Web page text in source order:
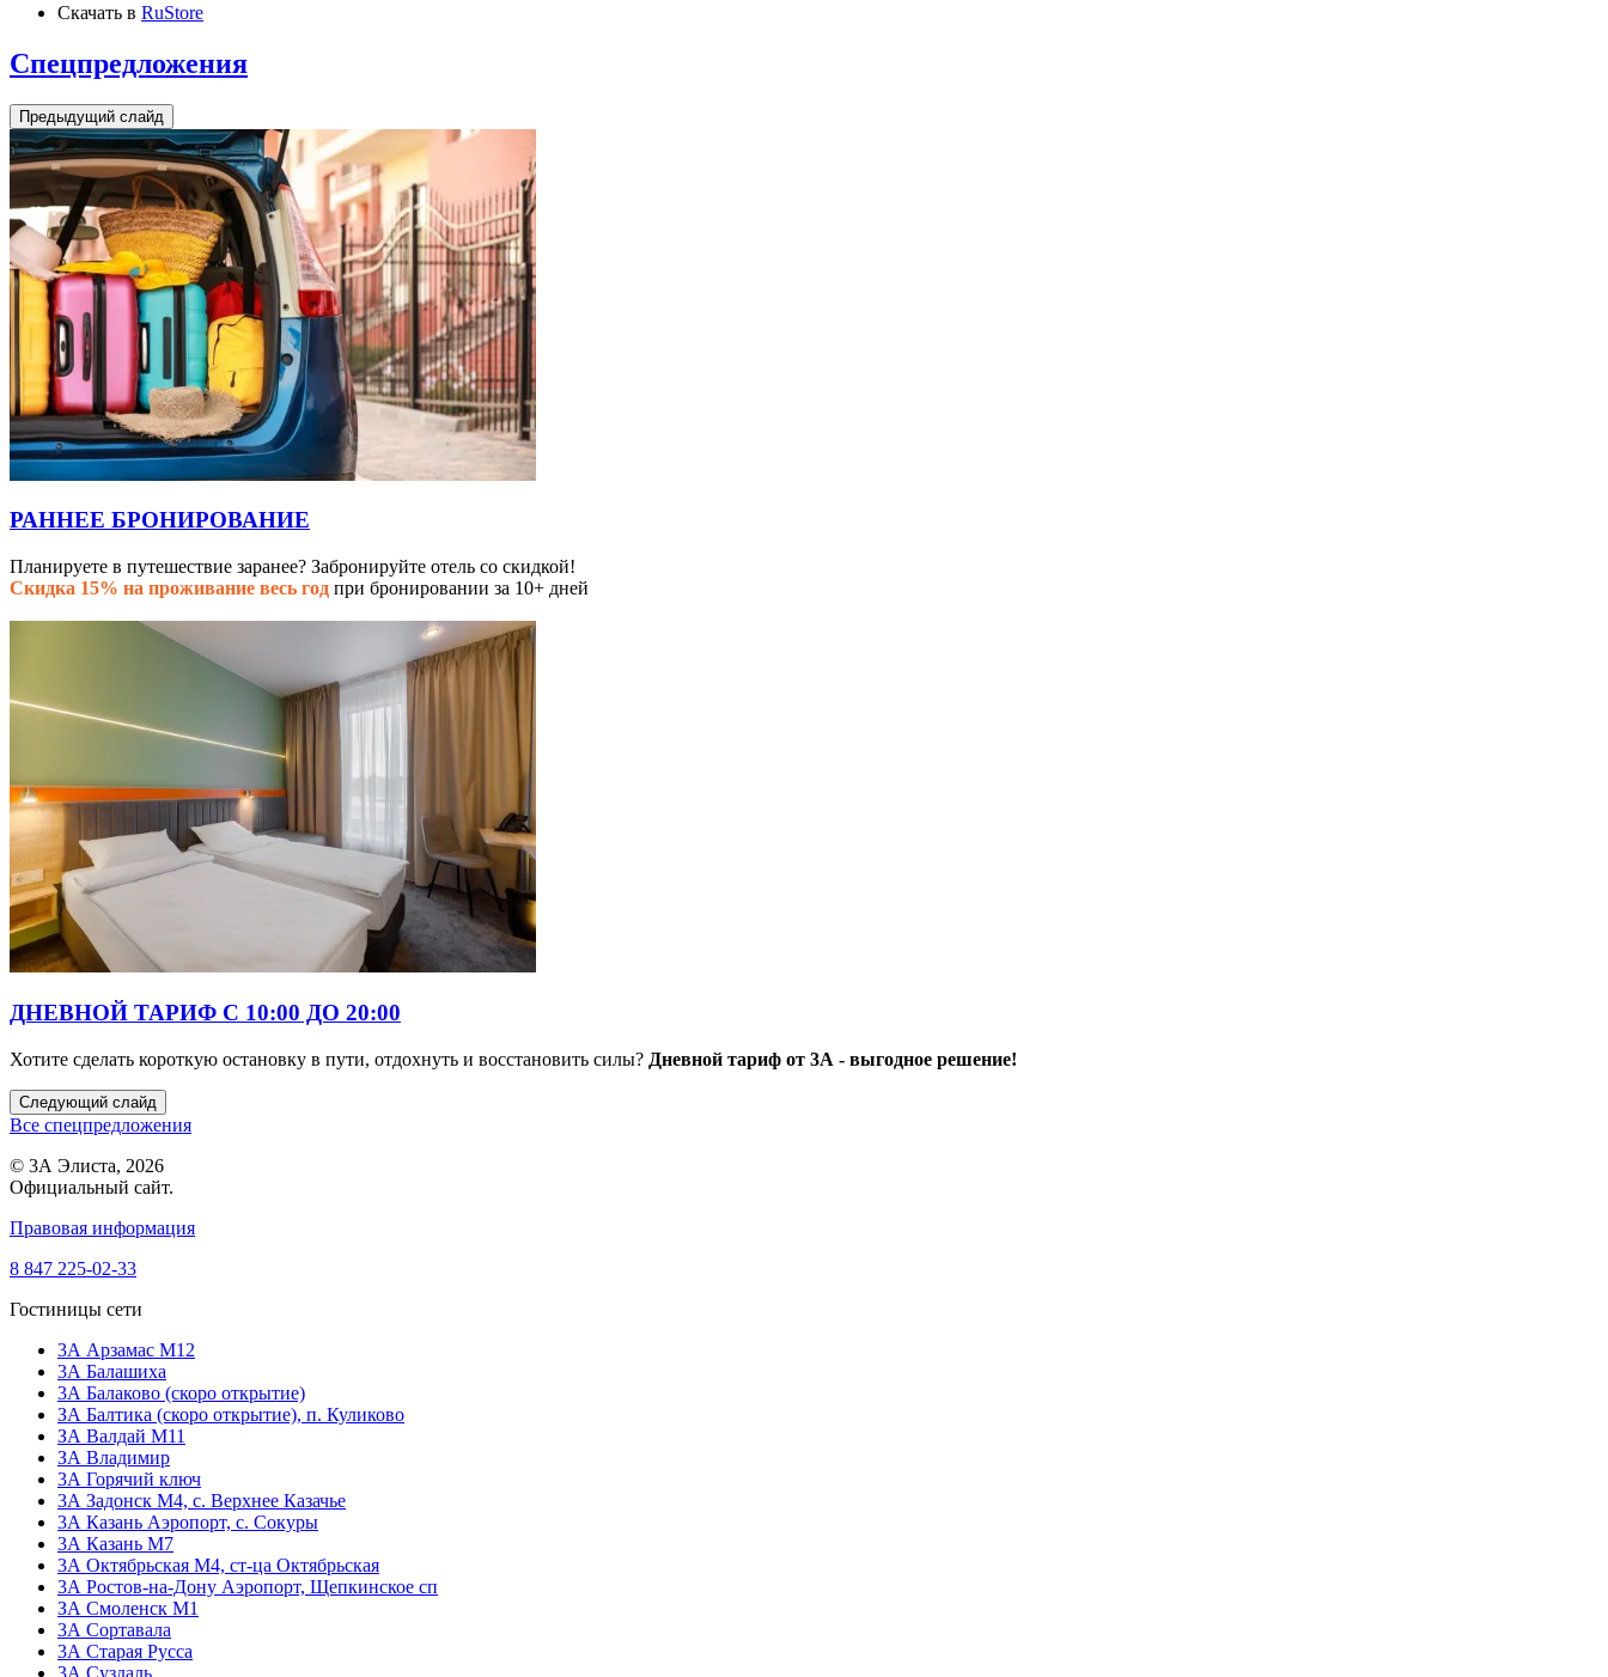
Скачать в RuStore
Спецпредложения
Предыдущий слайд
РАННЕЕ БРОНИРОВАНИЕ
Планируете в путешествие заранее? Забронируйте отель со скидкой!
Скидка 15% на проживание весь год при бронировании за 10+ дней
ДНЕВНОЙ ТАРИФ С 10:00 ДО 20:00
Хотите сделать короткую остановку в пути, отдохнуть и восстановить силы? Дневной тариф от 3А - выгодное решение!
Следующий слайд
Все спецпредложения
© 3А Элиста, 2026
Официальный сайт.
Правовая информация
8 847 225-02-33
Гостиницы сети
3А Арзамас М12
3А Балашиха
3А Балаково (скоро открытие)
ЗА Балтика (скоро открытие), п. Куликово
ЗА Валдай M11
ЗА Владимир
3А Горячий ключ
3А Задонск М4, с. Верхнее Казачье
3А Казань Аэропорт, с. Сокуры
3А Казань М7
3А Октябрьская М4, ст-ца Октябрьская
3А Ростов-на-Дону Аэропорт, Щепкинское сп
ЗА Смоленск М1
3А Сортавала
3А Старая Русса
3А Суздаль